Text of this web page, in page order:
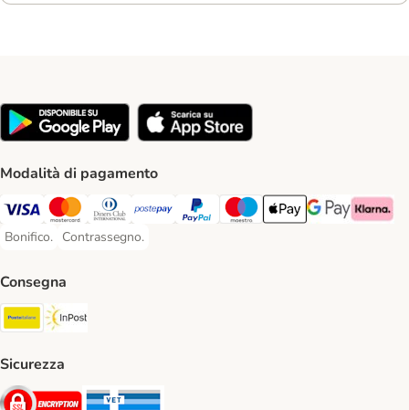
Modalità di pagamento
Visa. Payment Method
Mastercard. Payment Method
Diners Club. Payment Method
Postepay. Payment Method
PayPal. Payment Method
Maestro. Payment Method
Apple pay. Payment
Google Pay
Klarna
Bonifico.
Bonifico. Payment Method
Contrassegno.
Contrassegno. Payment Method
Consegna
Poste Italiane. Shipping Method
Sicurezza
Security